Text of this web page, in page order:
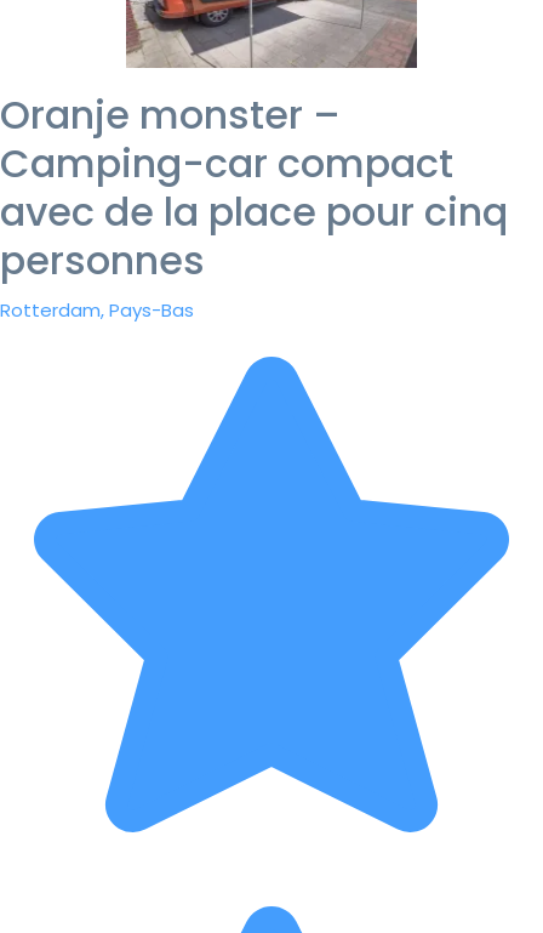
Oranje monster –
Camping-car compact
avec de la place pour cinq
personnes
Rotterdam, Pays-Bas